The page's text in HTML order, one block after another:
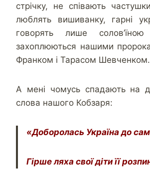
стрічку, не співають
люблять вишиванку, гарні
говорять лише
захоплюються нашими
Франком і Тарасом Шевченком.
А мені чомусь спадають на
слова нашого Кобзаря:
«Доборолась Україна до
Гірше ляха свої діти її